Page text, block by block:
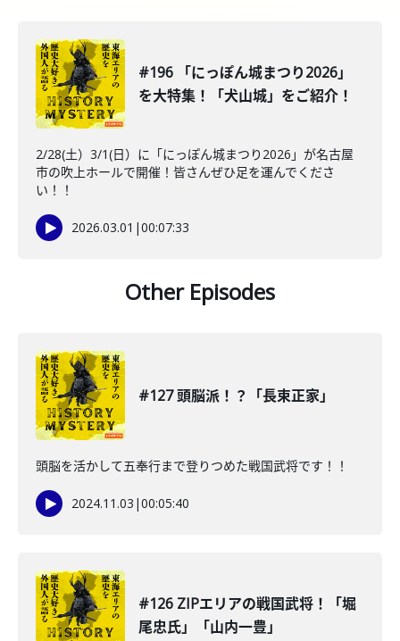
#196 「にっぽん城まつり2026」
を大特集！「犬山城」をご紹介！
2/28(土）3/1(日）に「にっぽん城まつり2026」が名古屋
市の吹上ホールで開催！皆さんぜひ足を運んでくださ
い！！
2026.03.01 |00:07:33
Other Episodes
#127 頭脳派！？「長束正家」
頭脳を活かして五奉行まで登りつめた戦国武将です！！
2024.11.03 |00:05:40
#126 ZIPエリアの戦国武将！「堀
尾忠氏」「山内一豊」